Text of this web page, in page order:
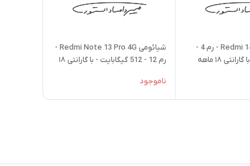
شیائومی Redmi 14C 4G - رم 4 -
128 گیگابایت - با گارانتی ۱۸ ماهه
شیائومی Redmi Note 13 Pro 4G -
رم 12 - 512 گیگابایت - با گارانتی ۱۸
ناموجود